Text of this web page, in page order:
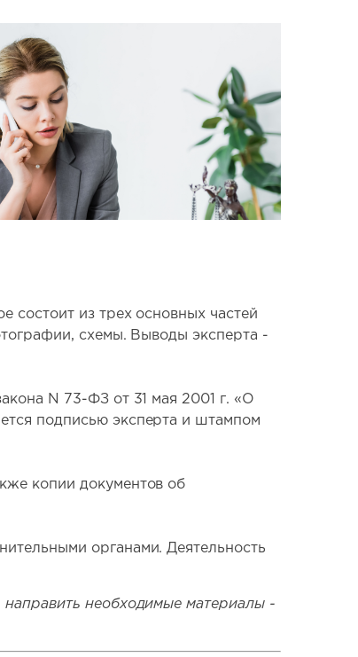
состоит из трех основных частей
схемы. Выводы эксперта -
N 73-ФЗ от 31 мая 2001 г. «О
подписью эксперта и штампом
копии документов об
органами. Деятельность
необходимые материалы -